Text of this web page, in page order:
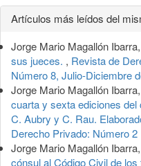
Detalles
del
artículo
Artículos más leídos del
Jorge Mario Magallón Ibarra,
sus jueces. , Revista de
Número 8, Julio-Diciembre
Jorge Mario Magallón Ibarra,
cuarta y sexta ediciones
C. Aubry y C. Rau.
Derecho Privado: Número 2
Jorge Mario Magallón Ibarra,
cónsul al Código Civil de